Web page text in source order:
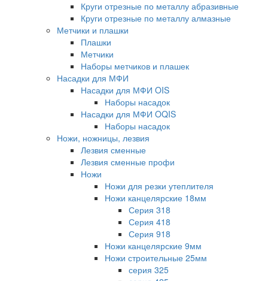
Круги отрезные по металлу абразивные
Круги отрезные по металлу алмазные
Метчики и плашки
Плашки
Метчики
Наборы метчиков и плашек
Насадки для МФИ
Насадки для МФИ OIS
Наборы насадок
Насадки для МФИ OQIS
Наборы насадок
Ножи, ножницы, лезвия
Лезвия сменные
Лезвия сменные профи
Ножи
Ножи для резки утеплителя
Ножи канцелярские 18мм
Серия 318
Серия 418
Серия 918
Ножи канцелярские 9мм
Ножи строительные 25мм
серия 325